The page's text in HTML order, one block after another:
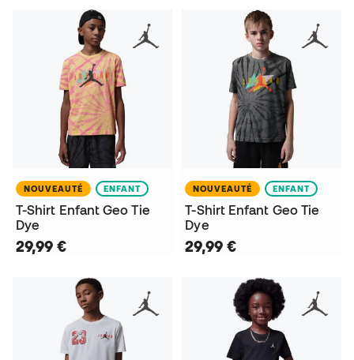
NOUVEAUTÉ ENFANT
T-Shirt Enfant Geo Tie
Dye
29,99 €
NOUVEAUTÉ ENFANT
T-Shirt Enfant Geo Tie
Dye
29,99 €